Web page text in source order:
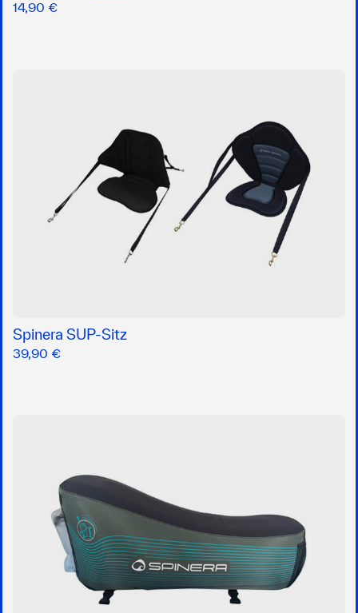
14,90 €
Spinera SUP-Sitz
39,90 €